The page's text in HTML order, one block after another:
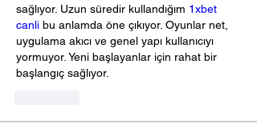
sağlıyor. Uzun süredir kullandığım 1xbet
canli bu anlamda öne çıkıyor. Oyunlar net,
uygulama akıcı ve genel yapı kullanıcıyı
yormuyor. Yeni başlayanlar için rahat bir
başlangıç sağlıyor.